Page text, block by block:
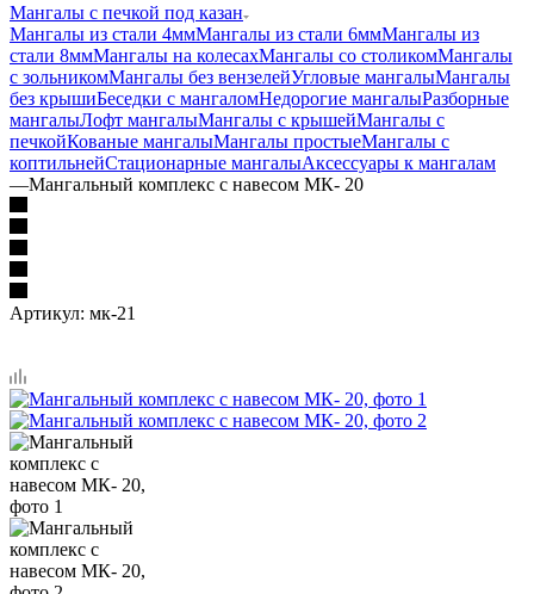
Мангалы с печкой под казан
Мангалы из стали 4ммМангалы из стали 6ммМангалы из
стали 8ммМангалы на колесахМангалы со столикомМангалы
с зольникомМангалы без вензелейУгловые мангалыМангалы
без крышиБеседки с мангаломНедорогие мангалыРазборные
мангалыЛофт мангалыМангалы с крышейМангалы с
печкойКованые мангалыМангалы простыеМангалы с
коптильнейСтационарные мангалыАксессуары к мангалам
—Мангальный комплекс с навесом МК- 20
Артикул: мк-21